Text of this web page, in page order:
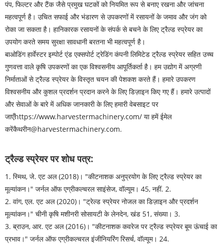
पंप, फिल्टर और टैंक जैसे प्रमुख घटकों को नियमित रूप से बनाए रखना और जांचना
महत्वपूर्ण है। उचित सफाई और भंडारण से उपकरणों में रसायनों के जमाव और जंग को
रोका जा सकता है। हानिकारक रसायनों के संपर्क से बचने के लिए ट्रैल्ड स्प्रेयर का
उपयोग करते समय सुरक्षा सावधानी बरतना भी महत्वपूर्ण है।
बाओडिंग हार्वेस्टर इम्पोर्ट एंड एक्सपोर्ट ट्रेडिंग कंपनी लिमिटेड ट्रैल्ड स्प्रेयर सहित उच्च
गुणवत्ता वाले कृषि उपकरणों का एक विश्वसनीय आपूर्तिकर्ता है। हम उद्योग में अग्रणी
निर्माताओं से ट्रैल्ड स्प्रेयर के विस्तृत चयन की पेशकश करते हैं। हमारे उपकरण
विश्वसनीय और कुशल प्रदर्शन प्रदान करने के लिए डिज़ाइन किए गए हैं। हमारे उत्पादों
और सेवाओं के बारे में अधिक जानकारी के लिए हमारी वेबसाइट पर
जाएँhttps://www.harvestermachinery.com/ या हमें ईमेल
करेंकैथरीन@harvestermachinery.com.
ट्रैल्ड स्प्रेयर पर शोध पत्र:
1. स्मिथ, जे. एट अल (2018)। "कीटनाशक अनुप्रयोग के लिए ट्रैल्ड स्प्रेयर का
मूल्यांकन।" जर्नल ऑफ एग्रीकल्चरल साइंसेज, वॉल्यूम। 45, नहीं. 2.
2. वांग, एल. एट अल (2020)। "ट्रेल्ड स्प्रेयर नोजल का डिज़ाइन और प्रदर्शन
मूल्यांकन।" चीनी कृषि मशीनरी सोसायटी के लेनदेन, खंड 51, संख्या। 3.
3. ब्राउन, आर. एट अल (2016)। "कीटनाशक कवरेज पर ट्रैल्ड स्प्रेयर बूम ऊंचाई का
प्रभाव।" जर्नल ऑफ एग्रीकल्चरल इंजीनियरिंग रिसर्च, वॉल्यूम। 24.